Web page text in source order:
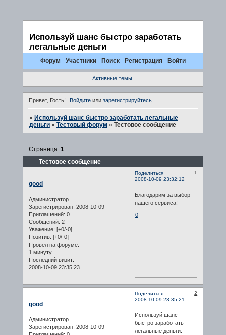
Используй шанс быстро заработать
легальные деньги
Форум Участники Поиск Регистрация Войти
Активные темы
Привет, Гость! Войдите илизарегистрируйтесь.
» Используй шанс быстро заработать легальные
деньги » Тестовый форум » Тестовое сообщение
Тестовое сообщение
Страница: 1
Поделиться
1
2008-10-09 23:32:12
good
Администратор
Зарегистрирован: 2008-10-09
Приглашений: 0
Сообщений: 2
Уважение: [+0/-0]
Позитив: [+0/-0]
Провел на форуме:
1 минуту
Последний визит:
2008-10-09 23:35:23
Благодарим за выбор
нашего сервиса!
0
Поделиться
2
2008-10-09 23:35:21
good
Администратор
Зарегистрирован: 2008-10-09
Используй шанс
быстро заработать
легальные деньги.